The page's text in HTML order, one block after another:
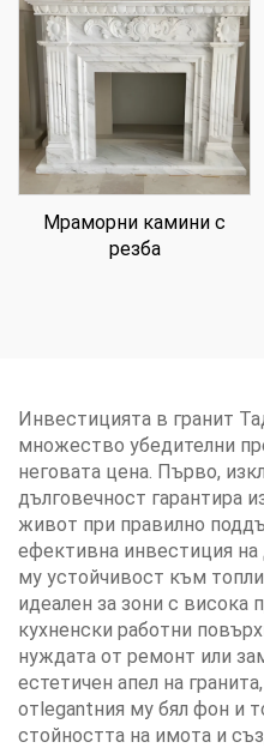
Мраморни камини с
резба
Инвестицията в гранит
множество убедителни
неговата цена. Първо,
дълговечност гарантира
живот при правилно
ефективна инвестиция на
му устойчивост към
идеален за зони с висока
кухненски работни
нуждата от ремонт или
естетичен апел на
отlegantния му бял фон и
стойността на имота и